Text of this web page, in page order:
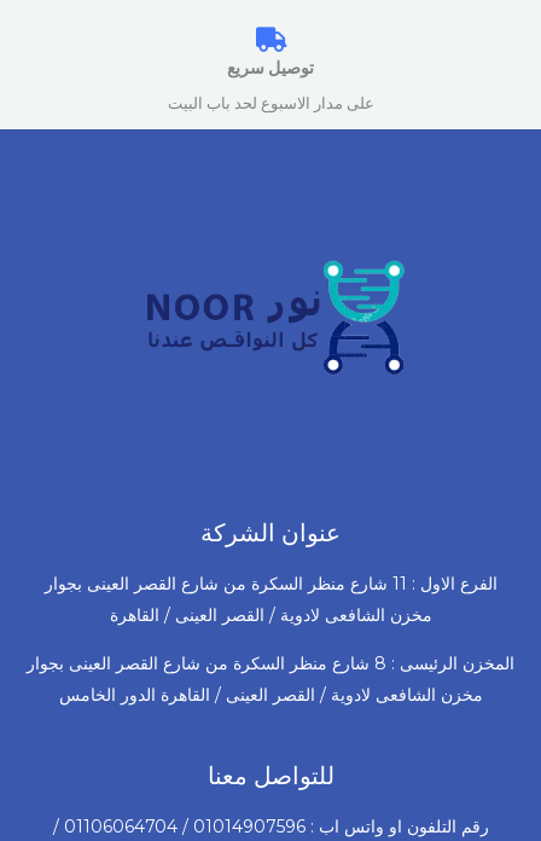
توصيل سريع
على مدار الاسبوع لحد باب البيت
عنوان الشركة
الفرع الاول : 11 شارع منظر السكرة من شارع القصر العينى بجوار
مخزن الشافعى لادوية / القصر العينى / القاهرة
المخزن الرئيسى : 8 شارع منظر السكرة من شارع القصر العينى بجوار
مخزن الشافعى لادوية / القصر العينى / القاهرة الدور الخامس
للتواصل معنا
رقم التلفون او واتس اب : 01014907596 / 01106064704 /